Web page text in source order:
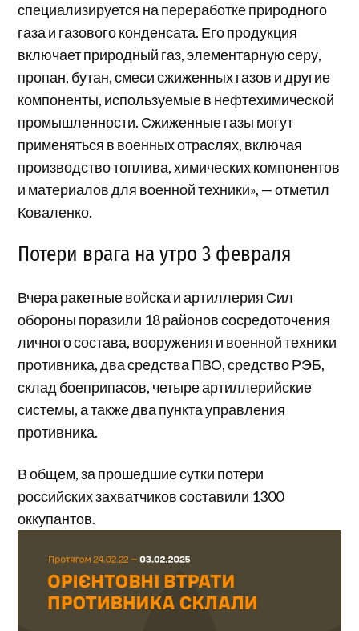
специализируется на переработке природного
газа и газового конденсата. Его продукция
включает природный газ, элементарную серу,
пропан, бутан, смеси сжиженных газов и другие
компоненты, используемые в нефтехимической
промышленности. Сжиженные газы могут
применяться в военных отраслях, включая
производство топлива, химических компонентов
и материалов для военной техники», — отметил
Коваленко.
Потери врага на утро 3 февраля
Вчера ракетные войска и артиллерия Сил
обороны поразили 18 районов сосредоточения
личного состава, вооружения и военной техники
противника, два средства ПВО, средство РЭБ,
склад боеприпасов, четыре артиллерийские
системы, а также два пункта управления
противника.
В общем, за прошедшие сутки потери
российских захватчиков составили 1300
оккупантов.